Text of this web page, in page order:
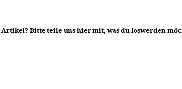
Bitte teile uns hier mit, was du loswerden